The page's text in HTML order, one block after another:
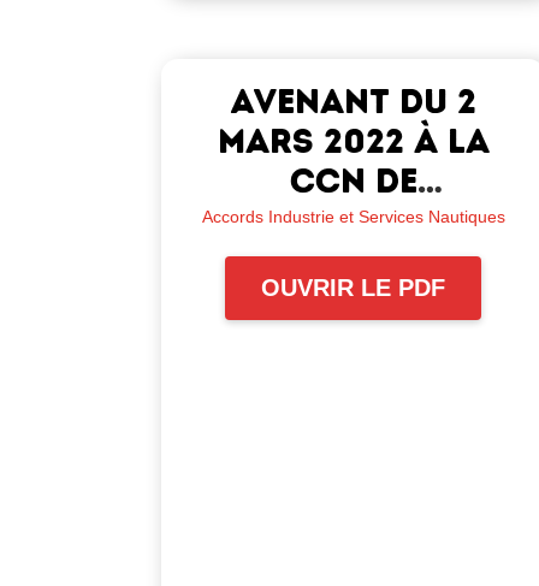
Avenant du 2
mars 2022 à la
CCN de
l’industrie et des
services
nautiques
Accords Industrie et Services Nautiques
OUVRIR LE PDF